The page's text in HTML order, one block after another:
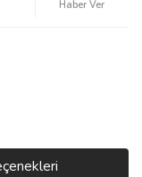
Haber Ver